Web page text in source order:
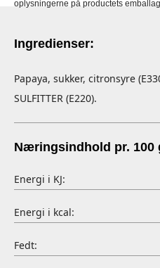
oplysningerne på productets
Ingredienser:
Papaya, sukker, citronsyre
SULFITTER (E220).
Næringsindhold pr. 100
Energi i KJ:
Energi i kcal:
Fedt: